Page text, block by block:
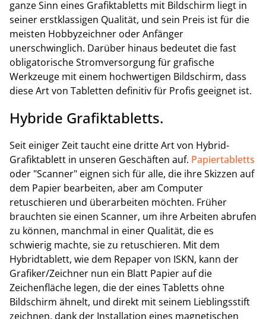
ganze Sinn eines Grafiktabletts mit Bildschirm liegt in
seiner erstklassigen Qualität, und sein Preis ist für die
meisten Hobbyzeichner oder Anfänger
unerschwinglich. Darüber hinaus bedeutet die fast
obligatorische Stromversorgung für grafische
Werkzeuge mit einem hochwertigen Bildschirm, dass
diese Art von Tabletten definitiv für Profis geeignet ist.
Hybride Grafiktabletts.
Seit einiger Zeit taucht eine dritte Art von Hybrid-
Grafiktablett in unseren Geschäften auf. Papiertabletts
oder "Scanner" eignen sich für alle, die ihre Skizzen auf
dem Papier bearbeiten, aber am Computer
retuschieren und überarbeiten möchten. Früher
brauchten sie einen Scanner, um ihre Arbeiten abrufen
zu können, manchmal in einer Qualität, die es
schwierig machte, sie zu retuschieren. Mit dem
Hybridtablett, wie dem Repaper von ISKN, kann der
Grafiker/Zeichner nun ein Blatt Papier auf die
Zeichenfläche legen, die der eines Tabletts ohne
Bildschirm ähnelt, und direkt mit seinem Lieblingsstift
zeichnen, dank der Installation eines magnetischen